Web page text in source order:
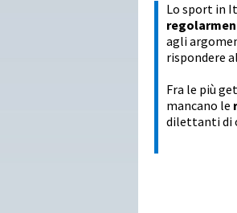
Lo sport in
agli
rispondere
Fra le più
mancano le
dilettanti di